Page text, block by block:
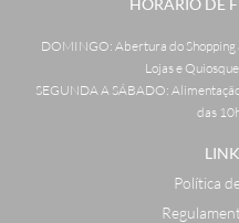
HORÁRIO DE
DOMINGO: Abertura do Shopping
Lojas e
SEGUNDA A SÁBADO:
das
Política